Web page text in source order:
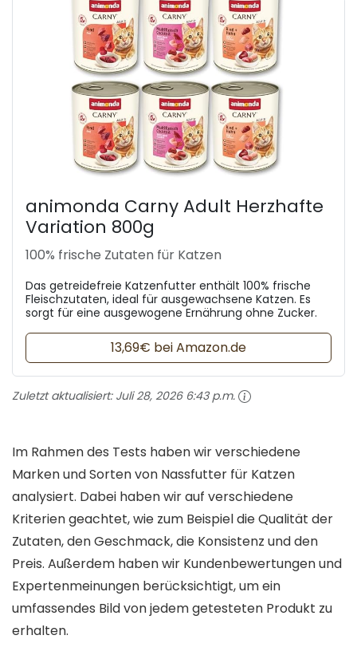
animonda Carny Adult Herzhafte
Variation 800g
100% frische Zutaten für Katzen
Das getreidefreie Katzenfutter enthält 100% frische
Fleischzutaten, ideal für ausgewachsene Katzen. Es
sorgt für eine ausgewogene Ernährung ohne Zucker.
13,69€ bei Amazon.de
Zuletzt aktualisiert: Juli 28, 2026 6:43 p.m.
Im Rahmen des Tests haben wir verschiedene
Marken und Sorten von Nassfutter für Katzen
analysiert. Dabei haben wir auf verschiedene
Kriterien geachtet, wie zum Beispiel die Qualität der
Zutaten, den Geschmack, die Konsistenz und den
Preis. Außerdem haben wir Kundenbewertungen und
Expertenmeinungen berücksichtigt, um ein
umfassendes Bild von jedem getesteten Produkt zu
erhalten.